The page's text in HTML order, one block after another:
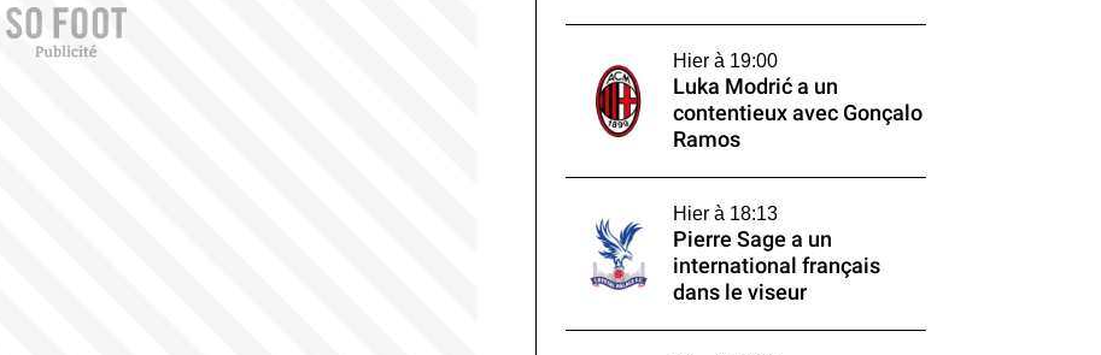
Hier à 19:00
Luka Modrić a un
contentieux avec Gonçalo
Ramos
Hier à 18:13
Pierre Sage a un
international français
dans le viseur